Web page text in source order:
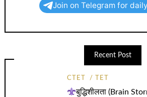
Join on Telegram for
Recent Post
CTET TET
बुद्धिशीलता (Brain